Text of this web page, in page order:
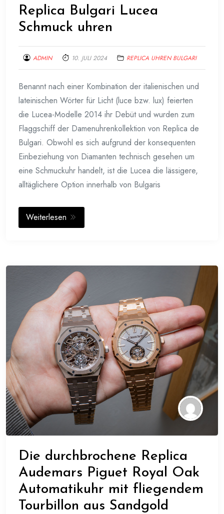
Replica Bulgari Lucea
Schmuck uhren
ADMIN 10. JULI 2024 REPLICA UHREN BULGARI
Benannt nach einer Kombination der italienischen und
lateinischen Wörter für Licht (luce bzw. lux) feierten
die Lucea-Modelle 2014 ihr Debüt und wurden zum
Flaggschiff der Damenuhrenkollektion von Replica de
Bulgari. Obwohl es sich aufgrund der konsequenten
Einbeziehung von Diamanten technisch gesehen um
eine Schmuckuhr handelt, ist die Lucea die lässigere,
alltäglichere Option innerhalb von Bulgaris
Weiterlesen
Die durchbrochene Replica
Audemars Piguet Royal Oak
Automatikuhr mit fliegendem
Tourbillon aus Sandgold